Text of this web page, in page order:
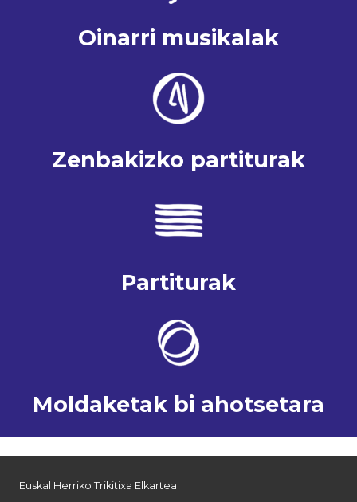
Oinarri musikalak
Zenbakizko partiturak
Partiturak
Moldaketak bi ahotsetara
Euskal Herriko Trikitixa Elkartea